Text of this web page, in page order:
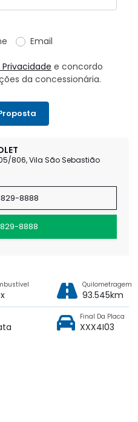
806, Vila São Sebastião
8888
8888
Email
e concordo
da concessionária.
Quilometragem
93.545km
Final Da Placa
XXX4I03